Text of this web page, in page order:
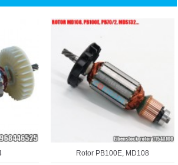
Rotor PB100E, MD108